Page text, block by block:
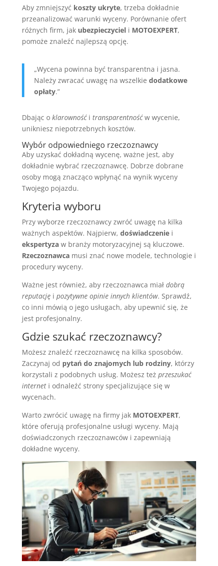
Aby zmniejszyć koszty ukryte, trzeba dokładnie
przeanalizować warunki wyceny. Porównanie ofert
różnych firm, jak ubezpieczycieli MOTOEXPERT,
pomoże znaleźć najlepszą opcję.
„Wycena powinna być transparentna i jasna.
Należy zwracać uwagę na wszelkie dodatkowe
opłaty.”
Dbając o klarownośći transparentnośćw wycenie,
unikniesz niepotrzebnych kosztów.
Wybór odpowiedniego rzeczoznawcy
Aby uzyskać dokładną wycenę, ważne jest, aby
dokładnie wybrać rzeczoznawcę. Dobrze dobrane
osoby mogą znacząco wpłynąć na wynik wyceny
Twojego pojazdu.
Kryteria wyboru
Przy wyborze rzeczoznawcy zwróć uwagę na kilka
ważnych aspektów. Najpierw, doświadczeniei
ekspertyzaw branży motoryzacyjnej są kluczowe.
Rzeczoznawcamusi znać nowe modele, technologie i
procedury wyceny.
Ważne jest również, aby rzeczoznawca miał dobrą
reputacjęi pozytywne opinie innych klientów. Sprawdź,
co inni mówią o jego usługach, aby upewnić się, że
jest profesjonalny.
Gdzie szukać rzeczoznawcy?
Możesz znaleźć rzeczoznawcę na kilka sposobów.
Zaczynaj od pytań do znajomych lub rodziny, którzy
korzystali z podobnych usług. Możesz też przeszukać
interneti odnaleźć strony specjalizujące się w
wycenach.
Warto zwrócić uwagę na firmy jak MOTOEXPERT,
które oferują profesjonalne usługi wyceny. Mają
doświadczonych rzeczoznawców i zapewniają
dokładne wyceny.